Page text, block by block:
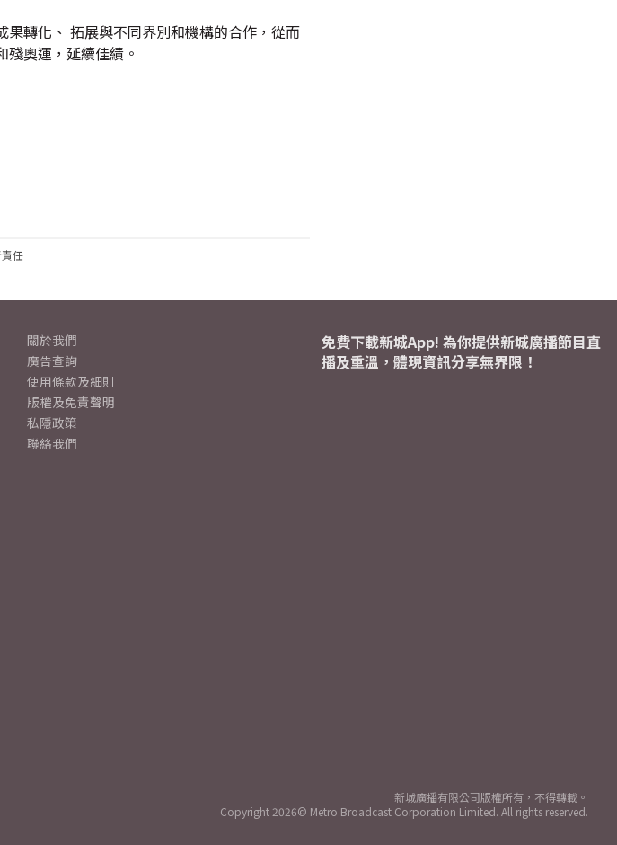
轉化、 拓展與不同界別和機構的合作，從而
奧運，延續佳績。
任
關於我們
廣告查詢
使用條款及細則
版權及免責聲明
私隱政策
聯絡我們
免費下載新城App! 為你提供新城廣播節目直
播及重溫，體現資訊分享無界限！
新城廣播有限公司版權所有，不得轉載。
Copyright 2026© Metro Broadcast Corporation Limited. All rights reserved.